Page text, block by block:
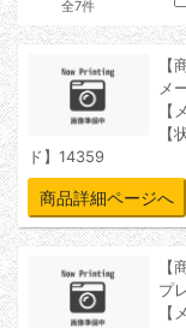
全7件
【
メ
【
【
ド】14359
商品詳細ページへ
【
プ
【